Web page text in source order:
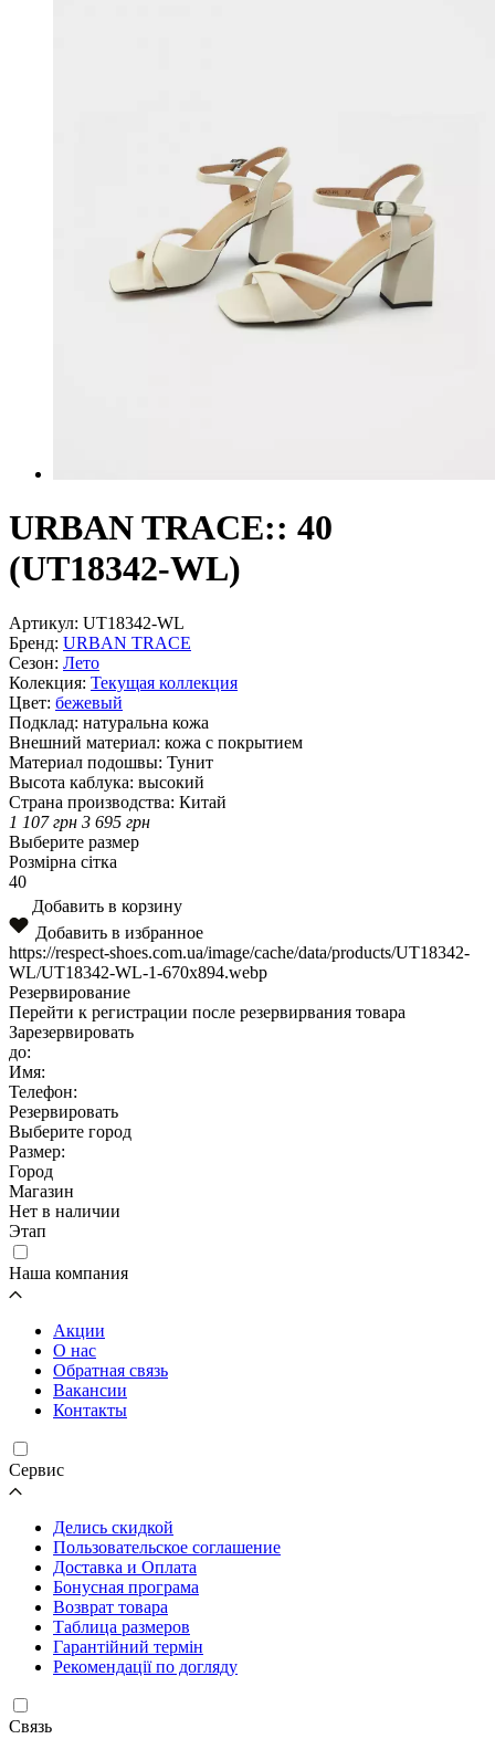
URBAN TRACE:: 40
(UT18342-WL)
Артикул: UT18342-WL
Бренд: URBAN TRACE
Сезон: Лето
Колекция: Текущая коллекция
Цвет: бежевый
Подклад: натуральна кожа
Внешний материал: кожа с покрытием
Материал подошвы: Тунит
Высота каблука: высокий
Страна производства: Китай
1 107грн 3 695 грн
Выберите размер
Розмірна сітка
40
Добавить в корзину
Добавить в избранное
https://respect-shoes.com.ua/image/cache/data/products/UT18342-
WL/UT18342-WL-1-670x894.webp
Резервирование
Перейти к регистрации после резервирвания товара
Зарезервировать
до:
Имя:
Телефон:
Резервировать
Выберите город
Размер:
Город
Магазин
Нет в наличии
Этап
Наша компания
Акции
О нас
Обратная связь
Вакансии
Контакты
Cервис
Делись скидкой
Пользовательское соглашение
Доставка и Оплата
Бонусная програма
Возврат товара
Таблица размеров
Гарантійний термін
Рекомендації по догляду
Связь